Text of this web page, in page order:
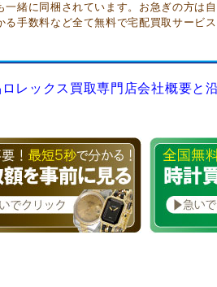
一緒に同梱されています。お急ぎの方は
る手数料など全て無料で宅配買取サービ
レックス買取専門店会社概要と